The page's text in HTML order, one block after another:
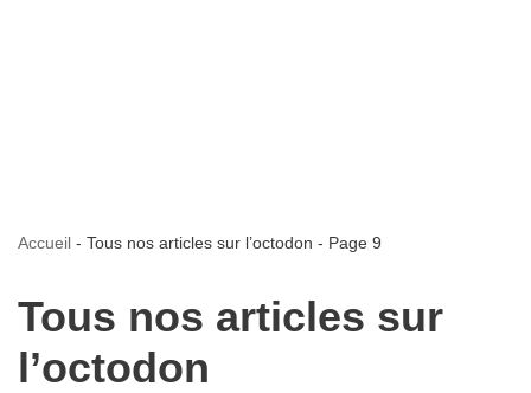
Accueil - Tous nos articles sur l’octodon - Page 9
Tous nos articles sur
l’octodon